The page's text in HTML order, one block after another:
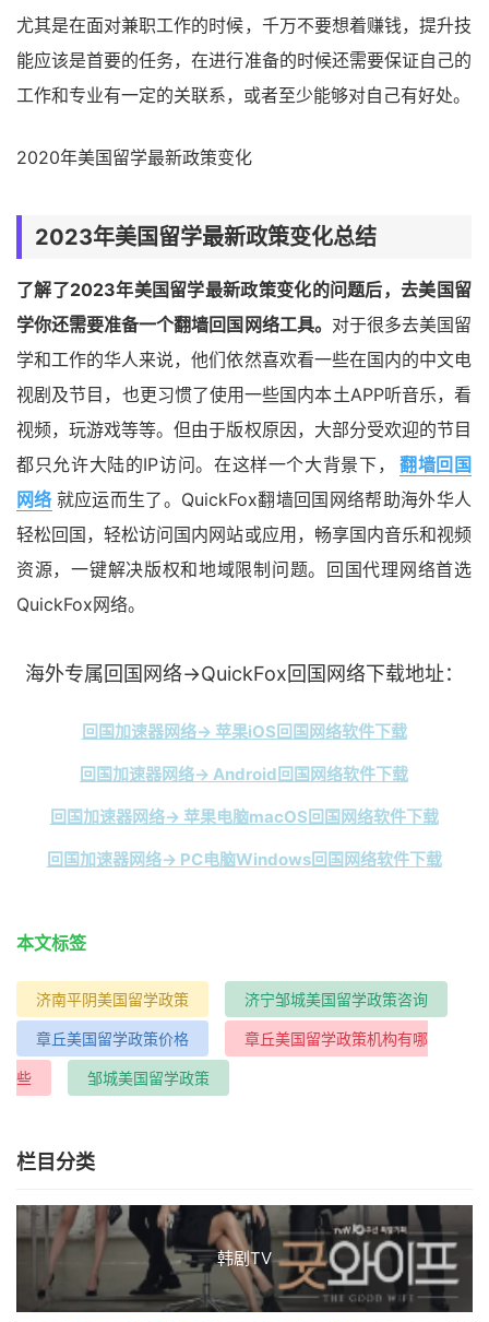
尤其是在面对兼职工作的时候，千万不要想着赚钱，提升技
能应该是首要的任务，在进行准备的时候还需要保证自己的
工作和专业有一定的关联系，或者至少能够对自己有好处。
2020年美国留学最新政策变化
2023年美国留学最新政策变化总结
了解了2023年美国留学最新政策变化的问题后，去美国留
学你还需要准备一个翻墙回国网络工具。 对于很多去美国留
学和工作的华人来说，他们依然喜欢看一些在国内的中文电
视剧及节目，也更习惯了使用一些国内本土APP听音乐，看
视频，玩游戏等等。但由于版权原因，大部分受欢迎的节目
都只允许大陆的IP访问。在这样一个大背景下，
翻墙回国
网络 就应运而生了。QuickFox翻墙回国网络帮助海外华人
轻松回国，轻松访问国内网站或应用，畅享国内音乐和视频
资源，一键解决版权和地域限制问题。回国代理网络首选
QuickFox网络。
海外专属回国网络→QuickFox回国网络下载地址：
回国加速器网络→ 苹果iOS回国网络软件下载
回国加速器网络→ Android回国网络软件下载
回国加速器网络→ 苹果电脑macOS回国网络软件下载
回国加速器网络→ PC电脑Windows回国网络软件下载
本文标签
济南平阴美国留学政策 济宁邹城美国留学政策咨询
章丘美国留学政策价格 章丘美国留学政策机构有哪
些 邹城美国留学政策
栏目分类
韩剧TV